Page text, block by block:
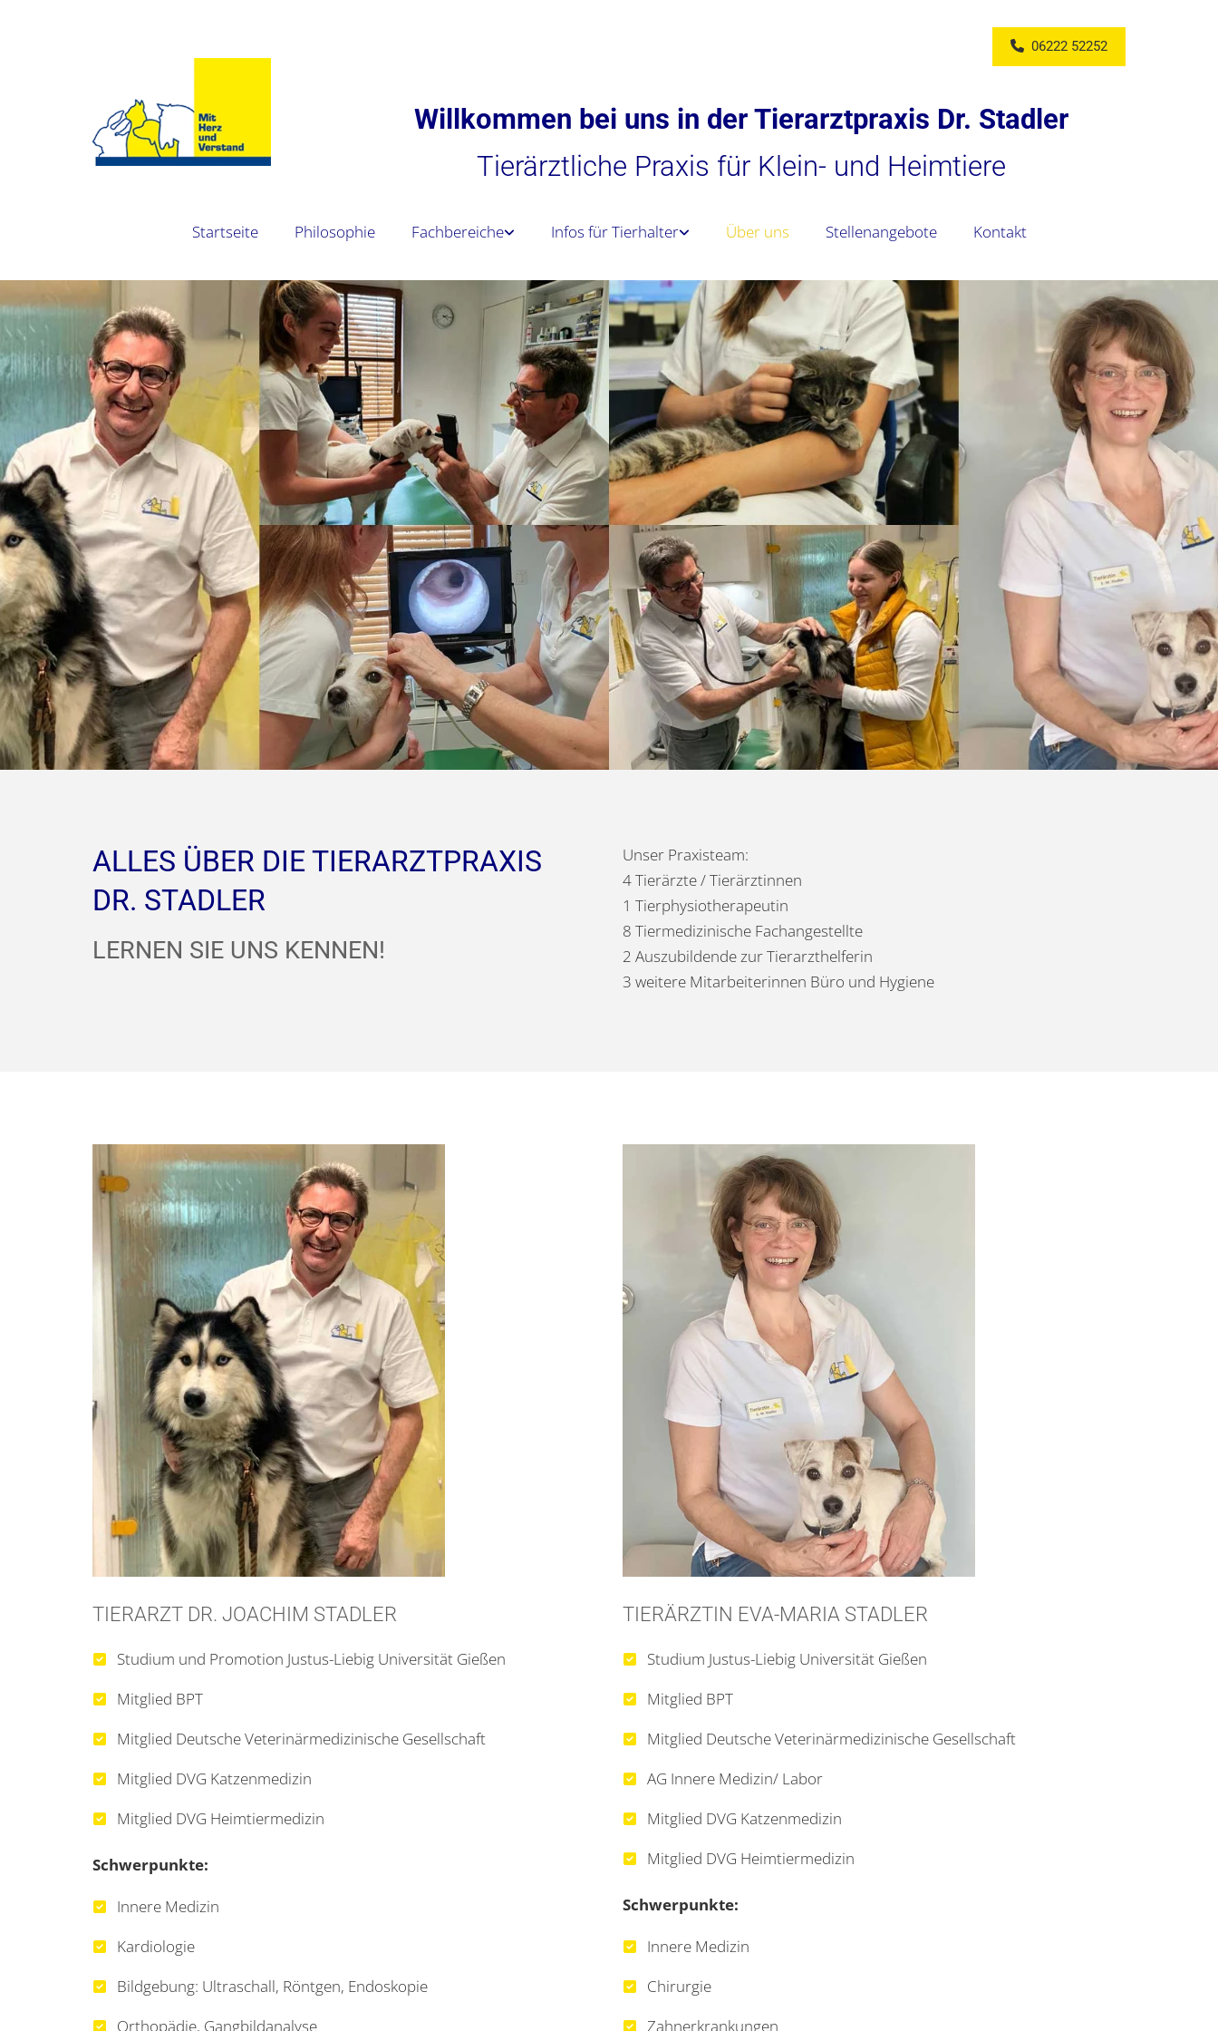
06222 52252
Willkommen bei uns in der Tierarztpraxis Dr. Stadler
Tierärztliche Praxis für Klein- und Heimtiere
Startseite Philosophie Fachbereiche Infos für Tierhalter Über uns Stellenangebote Kontakt
ALLES ÜBER DIE TIERARZTPRAXIS
DR. STADLER
LERNEN SIE UNS KENNEN!
Unser Praxisteam:
4 Tierärzte / Tierärztinnen
1 Tierphysiotherapeutin
8 Tiermedizinische Fachangestellte
2 Auszubildende zur Tierarzthelferin
3 weitere Mitarbeiterinnen Büro und Hygiene
TIERARZT DR. JOACHIM STADLER
Studium und Promotion Justus-Liebig Universität Gießen
Mitglied BPT
Mitglied Deutsche Veterinärmedizinische Gesellschaft
Mitglied DVG Katzenmedizin
Mitglied DVG Heimtiermedizin
Schwerpunkte:
Innere Medizin
Kardiologie
Bildgebung: Ultraschall, Röntgen, Endoskopie
Orthopädie, Gangbildanalyse
TIERÄRZTIN EVA-MARIA STADLER
Studium Justus-Liebig Universität Gießen
Mitglied BPT
Mitglied Deutsche Veterinärmedizinische Gesellschaft
AG Innere Medizin/ Labor
Mitglied DVG Katzenmedizin
Mitglied DVG Heimtiermedizin
Schwerpunkte:
Innere Medizin
Chirurgie
Zahnerkrankungen